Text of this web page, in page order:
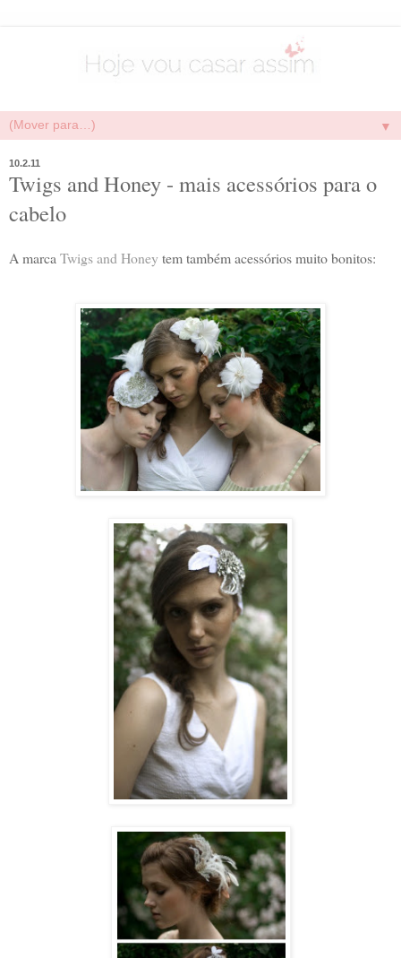
▼
10.2.11
Twigs and Honey - mais acessórios para o
cabelo
A marca Twigs and Honey tem também acessórios muito bonitos: